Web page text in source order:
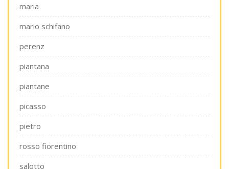
maria
mario schifano
perenz
piantana
piantane
picasso
pietro
rosso fiorentino
salotto